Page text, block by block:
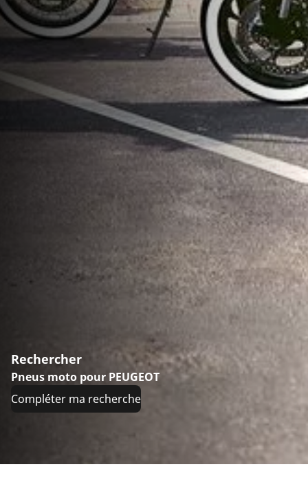
Rechercher
Pneus moto pour PEUGEOT
Compléter ma recherche